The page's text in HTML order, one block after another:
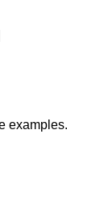
examples.